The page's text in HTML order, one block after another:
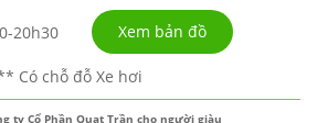
20h30 Xem bản đồ
Có chỗ đỗ Xe hơi
ty Cổ Phần Quạt Trần cho người giàu